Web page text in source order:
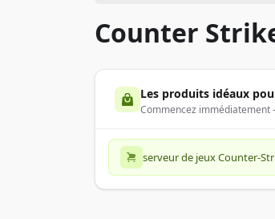
Counter
Les produits idéaux
Commencez immédiatement
serveur de jeux Counter-